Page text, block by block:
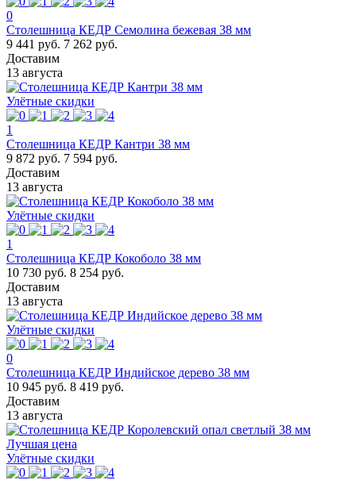
0
Столешница КЕДР Семолина бежевая 38 мм
9 441 руб. 7 262 руб.
Доставим
13 августа
Улётные скидки
1
Столешница КЕДР Кантри 38 мм
9 872 руб. 7 594 руб.
Доставим
13 августа
Улётные скидки
1
Столешница КЕДР Кокоболо 38 мм
10 730 руб. 8 254 руб.
Доставим
13 августа
Улётные скидки
0
Столешница КЕДР Индийское дерево 38 мм
10 945 руб. 8 419 руб.
Доставим
13 августа
Лучшая цена
Улётные скидки